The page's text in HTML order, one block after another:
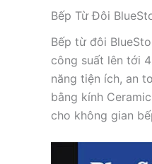
Bếp Từ Đôi
Bếp từ đôi
công suất lên tới
năng tiện ích, an
bằng kính
cho không gian